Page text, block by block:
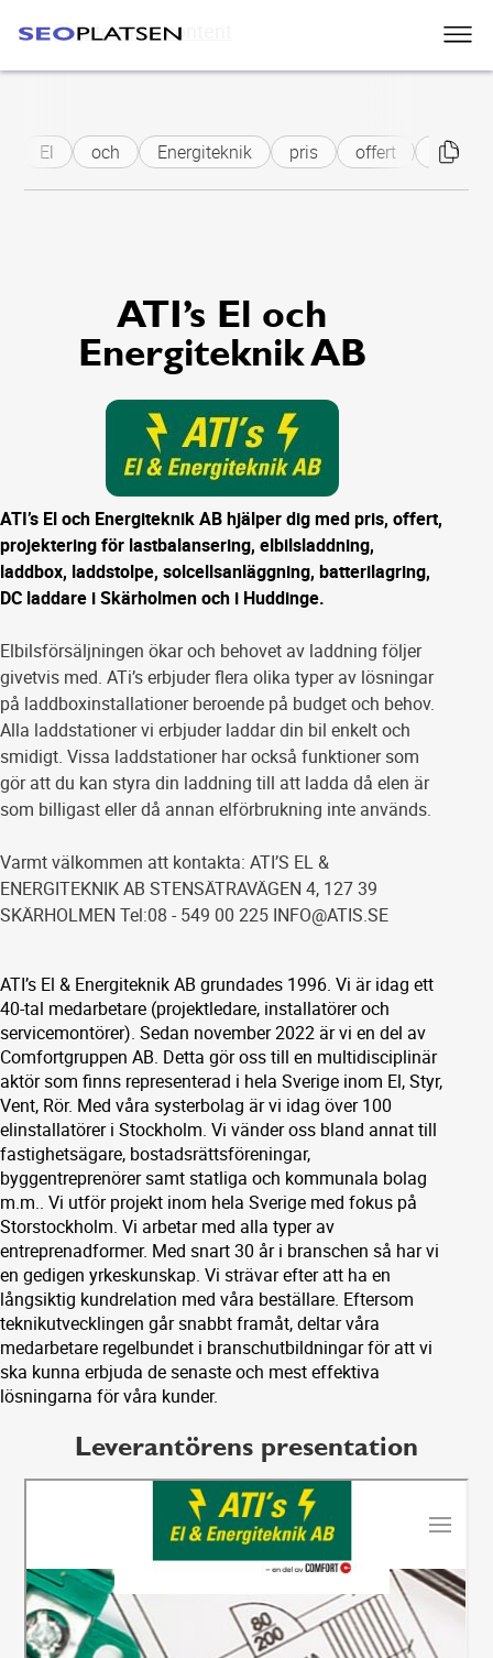
Skip to main content
El och Energiteknik pris offert
ATI’s El och
Energiteknik AB
ATI’s El och Energiteknik AB hjälper dig med pris, offert,
projektering för lastbalansering, elbilsladdning,
laddbox, laddstolpe, solcellsanläggning, batterilagring,
DC laddare i Skärholmen och i Huddinge.
Elbilsförsäljningen ökar och behovet av laddning följer
givetvis med. ATi’s erbjuder flera olika typer av lösningar
på laddboxinstallationer beroende på budget och behov.
Alla laddstationer vi erbjuder laddar din bil enkelt och
smidigt. Vissa laddstationer har också funktioner som
gör att du kan styra din laddning till att ladda då elen är
som billigast eller då annan elförbrukning inte används.
Varmt välkommen att kontakta: ATI’S EL &
ENERGITEKNIK AB STENSÄTRAVÄGEN 4, 127 39
SKÄRHOLMEN Tel:08 - 549 00 225 INFO@ATIS.SE
ATI’s El & Energiteknik AB grundades 1996. Vi är idag ett
40-tal medarbetare (projektledare, installatörer och
servicemontörer). Sedan november 2022 är vi en del av
Comfortgruppen AB. Detta gör oss till en multidisciplinär
aktör som finns representerad i hela Sverige inom El, Styr,
Vent, Rör. Med våra systerbolag är vi idag över 100
elinstallatörer i Stockholm. Vi vänder oss bland annat till
fastighetsägare, bostadsrättsföreningar,
byggentreprenörer samt statliga och kommunala bolag
m.m.. Vi utför projekt inom hela Sverige med fokus på
Storstockholm. Vi arbetar med alla typer av
entreprenadformer. Med snart 30 år i branschen så har vi
en gedigen yrkeskunskap. Vi strävar efter att ha en
långsiktig kundrelation med våra beställare. Eftersom
teknikutvecklingen går snabbt framåt, deltar våra
medarbetare regelbundet i branschutbildningar för att vi
ska kunna erbjuda de senaste och mest effektiva
lösningarna för våra kunder.
Leverantörens presentation